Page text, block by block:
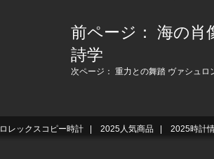
前ページ： 海の肖
詩学
次ページ： 重力との舞踏 ヴァシュロ
ロレックスコピー時計 2025人気商品 2025時計